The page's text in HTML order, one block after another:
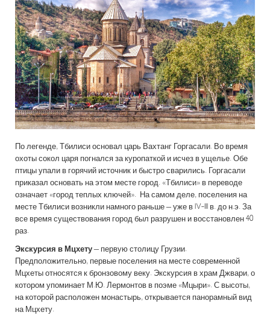
По легенде, Тбилиси основал царь Вахтанг Горгасали. Во время
охоты сокол царя погнался за куропаткой и исчез в ущелье. Обе
птицы упали в горячий источник и быстро сварились. Горгасали
приказал основать на этом месте город. «Тбилиси» в переводе
означает «город теплых ключей». На самом деле, поселения на
месте Тбилиси возникли намного раньше – уже в IV-III в. до н.э. За
все время существования город был разрушен и восстановлен 40
раз.
Экскурсия в Мцхету – первую столицу Грузии.
Предположительно, первые поселения на месте современной
Мцхеты относятся к бронзовому веку. Экскурсия в храм Джвари, о
котором упоминает М.Ю. Лермонтов в поэме «Мцыри». С высоты,
на которой расположен монастырь, открывается панорамный вид
на Мцхету.